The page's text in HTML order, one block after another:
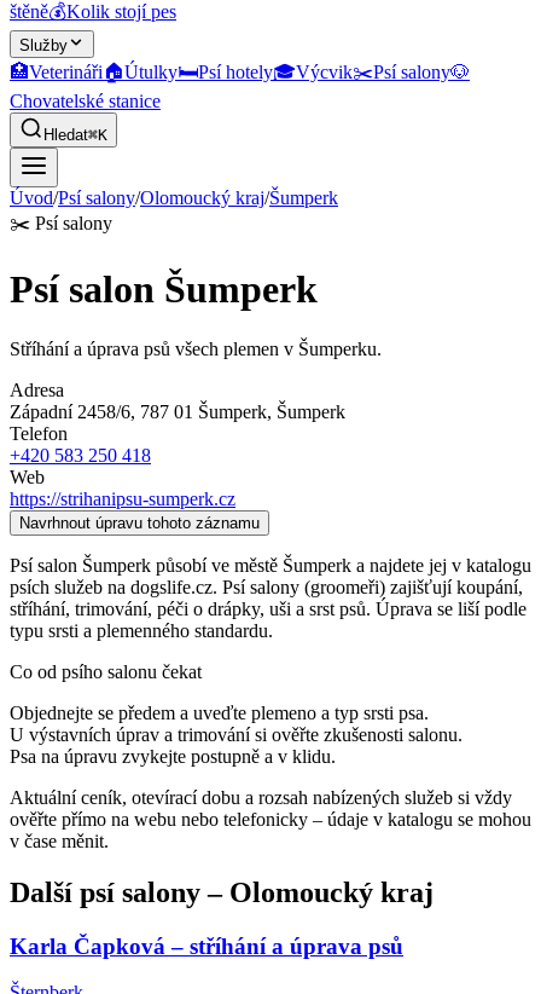
štěně💰Kolik stojí pes
Služby
🏥Veterináři🏠Útulky🛏️Psí hotely🎓Výcvik✂️Psí salony🐶
Chovatelské stanice
Hledat⌘K
Úvod/Psí salony/Olomoucký kraj/Šumperk
✂️ Psí salony
Psí salon Šumperk
Stříhání a úprava psů všech plemen v Šumperku.
Adresa
Západní 2458/6, 787 01 Šumperk, Šumperk
Telefon
+420 583 250 418
Web
https://strihanipsu-sumperk.cz
Navrhnout úpravu tohoto záznamu
Psí salon Šumperk působí ve městě Šumperk a najdete jej v katalogu
psích služeb na dogslife.cz. Psí salony (groomeři) zajišťují koupání,
stříhání, trimování, péči o drápky, uši a srst psů. Úprava se liší podle
typu srsti a plemenného standardu.
Co od psího salonu čekat
Objednejte se předem a uveďte plemeno a typ srsti psa.
U výstavních úprav a trimování si ověřte zkušenosti salonu.
Psa na úpravu zvykejte postupně a v klidu.
Aktuální ceník, otevírací dobu a rozsah nabízených služeb si vždy
ověřte přímo na webu nebo telefonicky – údaje v katalogu se mohou
v čase měnit.
Další psí salony– Olomoucký kraj
Karla Čapková – stříhání a úprava psů